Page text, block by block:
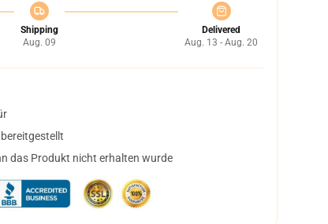
Shipping
Aug. 09
Delivered
Aug. 13 - Aug. 20
das Produkt nicht erhalten wurde